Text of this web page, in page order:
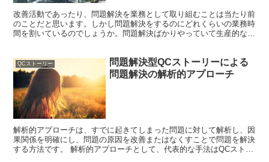
改善活動であったり、問題解決を業務として取り組むことは当たり前
のことだと思います。しかし問題解決をするのにどれくらいの業務時
間を割いているのでしょうか。問題解決ばかりやっていて生産的な仕
QCストーリー
問題解決型QCストーリーによる
問題解決の解析的アプローチ
解析的アプローチは、すでに起きてしまった問題に対して解析し、因
果関係を明確にし、問題の原因を改善またはなくすことで問題を解決
する方法です。 解析的アプローチとして、代表的な手法はQCストー